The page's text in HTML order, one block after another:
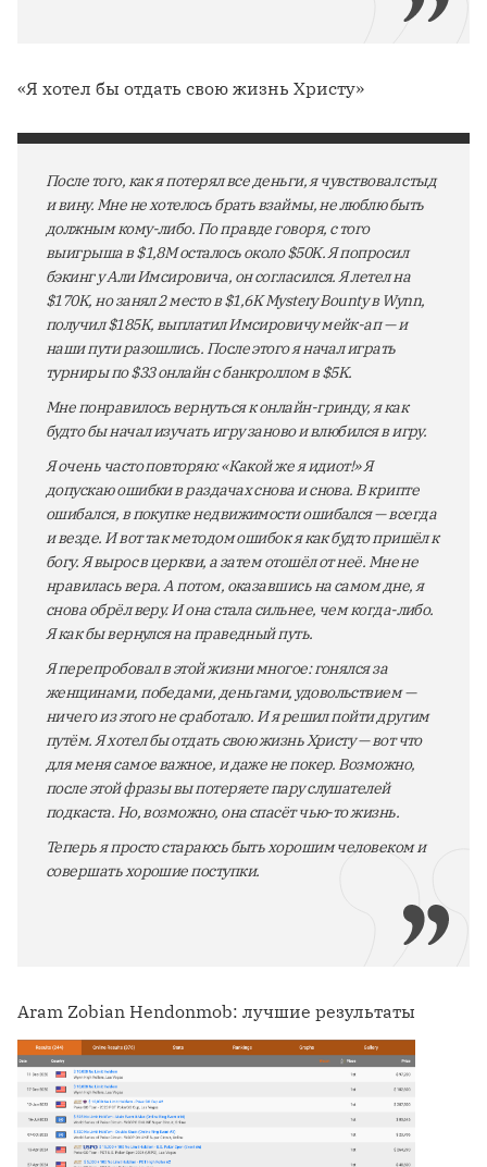
«Я хотел бы отдать свою жизнь Христу»
После того, как я потерял все деньги, я чувствовал стыд
и вину. Мне не хотелось брать взаймы, не люблю быть
должным кому-либо. По правде говоря, с того
выигрыша в $1,8M осталось около $50K. Я попросил
бэкинг у Али Имсировича, он согласился. Я летел на
$170K, но занял 2 место в $1,6K Mystery Bounty в Wynn,
получил $185K, выплатил Имсировичу мейк-ап — и
наши пути разошлись. После этого я начал играть
турниры по $33 онлайн с банкроллом в $5K.
Мне понравилось вернуться к онлайн-гринду, я как
будто бы начал изучать игру заново и влюбился в игру.
Я очень часто повторяю: «Какой же я идиот!» Я
допускаю ошибки в раздачах снова и снова. В крипте
ошибался, в покупке недвижимости ошибался — всегда
и везде. И вот так методом ошибок я как будто пришёл к
богу. Я вырос в церкви, а затем отошёл от неё. Мне не
нравилась вера. А потом, оказавшись на самом дне, я
снова обрёл веру. И она стала сильнее, чем когда-либо.
Я как бы вернулся на праведный путь.
Я перепробовал в этой жизни многое: гонялся за
женщинами, победами, деньгами, удовольствием —
ничего из этого не сработало. И я решил пойти другим
путём. Я хотел бы отдать свою жизнь Христу — вот что
для меня самое важное, и даже не покер. Возможно,
после этой фразы вы потеряете пару слушателей
подкаста. Но, возможно, она спасёт чью-то жизнь.
Теперь я просто стараюсь быть хорошим человеком и
совершать хорошие поступки.
Aram Zobian Hendonmob: лучшие результаты